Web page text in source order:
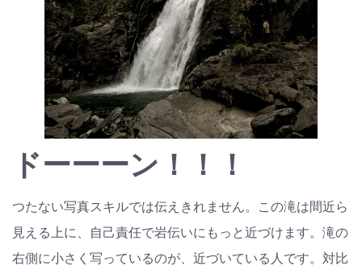
ドーーーン！！！
つたない写真スキルでは伝えきれません。この滝は間近ら
見える上に、自己責任で岩伝いにもっと近づけます。滝の
右側に小さく写っているのが、近づいている人です。対比